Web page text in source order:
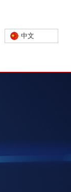
中文